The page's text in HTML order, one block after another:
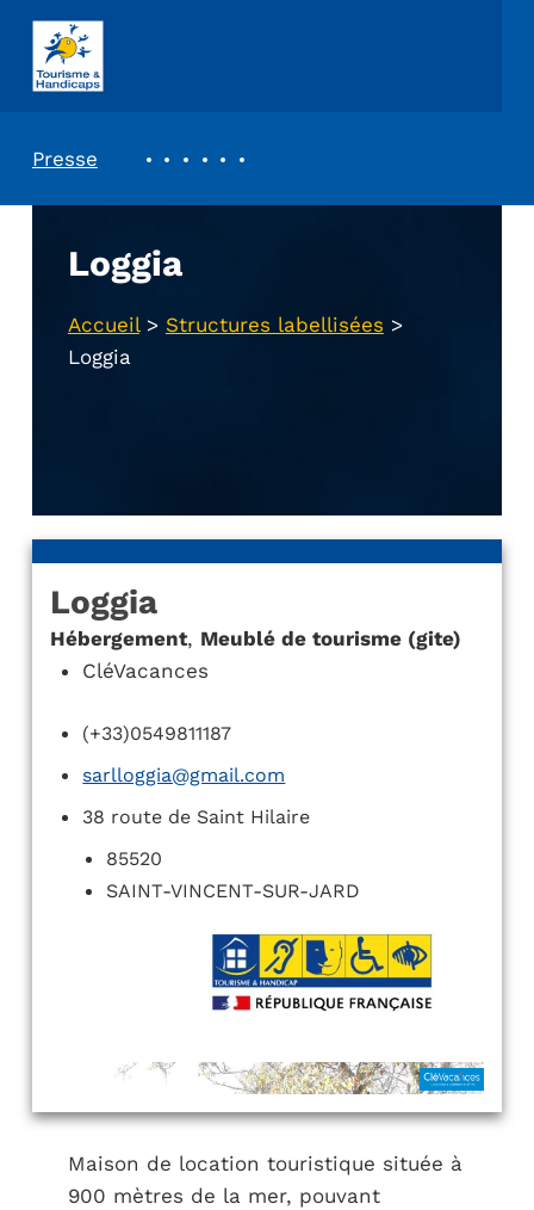
ASSOCIATION TOURISME ET HANDICAPS
Presse
Loggia
Accueil> Structures labellisées >
Loggia
Loggia
Hébergement, Meublé de tourisme (gite)
CléVacances
(+33)0549811187
sarlloggia@gmail.com
38 route de Saint Hilaire
85520
SAINT-VINCENT-SUR-JARD
Maison de location touristique située à
900 mètres de la mer, pouvant